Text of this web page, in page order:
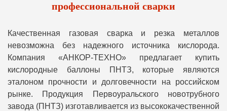
профессиональной сварки
Качественная газовая сварка и резка металлов
невозможна без надежного источника кислорода.
Компания «АНКОР-ТЕХНО» предлагает купить
кислородные баллоны ПНТЗ, которые являются
эталоном прочности и долговечности на российском
рынке. Продукция Первоуральского новотрубного
завода (ПНТЗ) изготавливается из высококачественной